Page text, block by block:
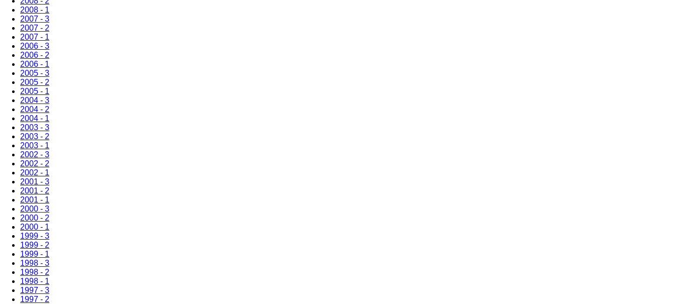
2008 - 1
2007 - 3
2007 - 2
2007 - 1
2006 - 3
2006 - 2
2006 - 1
2005 - 3
2005 - 2
2005 - 1
2004 - 3
2004 - 2
2004 - 1
2003 - 3
2003 - 2
2003 - 1
2002 - 3
2002 - 2
2002 - 1
2001 - 3
2001 - 2
2001 - 1
2000 - 3
2000 - 2
2000 - 1
1999 - 3
1999 - 2
1999 - 1
1998 - 3
1998 - 2
1998 - 1
1997 - 3
1997 - 2